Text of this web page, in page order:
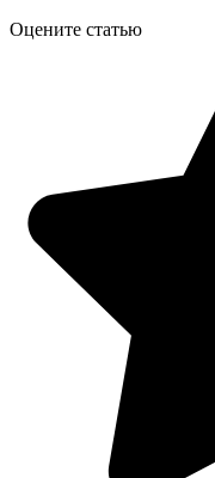
Оцените статью